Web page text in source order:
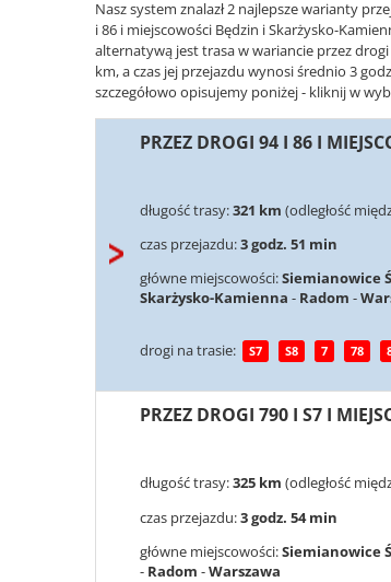
Nasz system znalazł 2 najlepsze warianty
i 86 i miejscowości Będzin i Skarżysko-
alternatywą jest trasa w wariancie przez
km, a czas jej przejazdu wynosi średnio 3
szczegółowo opisujemy poniżej - kliknij w
PRZEZ DROGI 94 I 86 I
długość trasy:321 km (odległość
czas przejazdu:3 godz. 51 min
główne miejscowości:Siemianowice
Skarżysko-Kamienna - Radom -
drogi na trasie: S7 S8 7 78
PRZEZ DROGI 790 I S7 I
długość trasy:325 km (odległość
czas przejazdu:3 godz. 54 min
główne miejscowości:Siemianowice
- Radom -Warszawa